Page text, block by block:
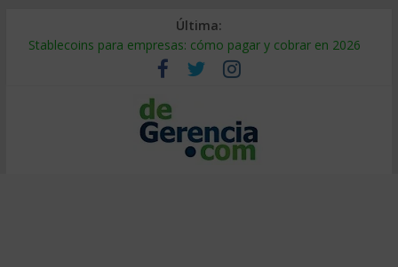
Última:
Stablecoins para empresas: cómo pagar y cobrar en 2026
Despido silencioso: qué es y por qué sale tan caro
IA en selección de personal: cómo auditarla a tiempo
Trabajo forzoso en la cadena de suministro: qué hacer
Mercado hispano de EE. UU.: cómo segmentarlo y venderle